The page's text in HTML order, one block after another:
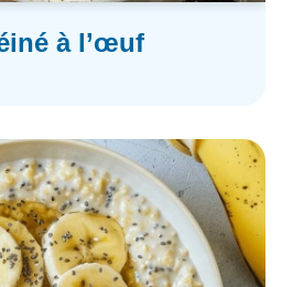
à l’œuf